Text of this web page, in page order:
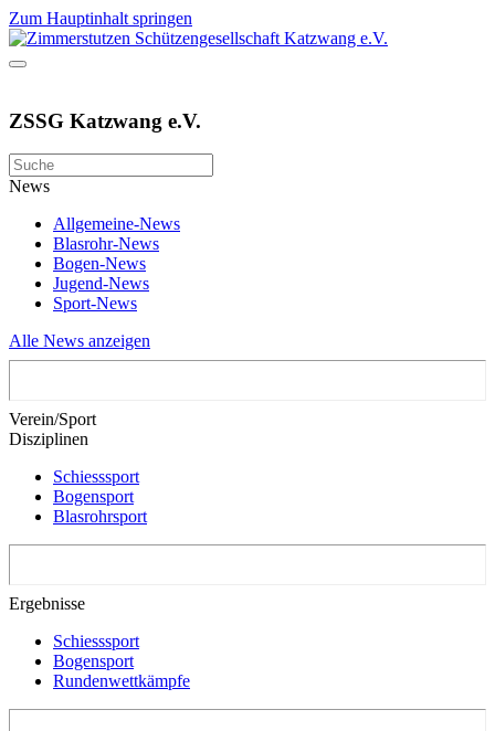
Zum Hauptinhalt springen
ZSSG Katzwang e.V.
News
Allgemeine-News
Blasrohr-News
Bogen-News
Jugend-News
Sport-News
Alle News anzeigen
Verein/Sport
Disziplinen
Schiesssport
Bogensport
Blasrohrsport
Ergebnisse
Schiesssport
Bogensport
Rundenwettkämpfe